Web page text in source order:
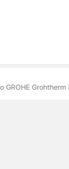
GROHE Grohtherm